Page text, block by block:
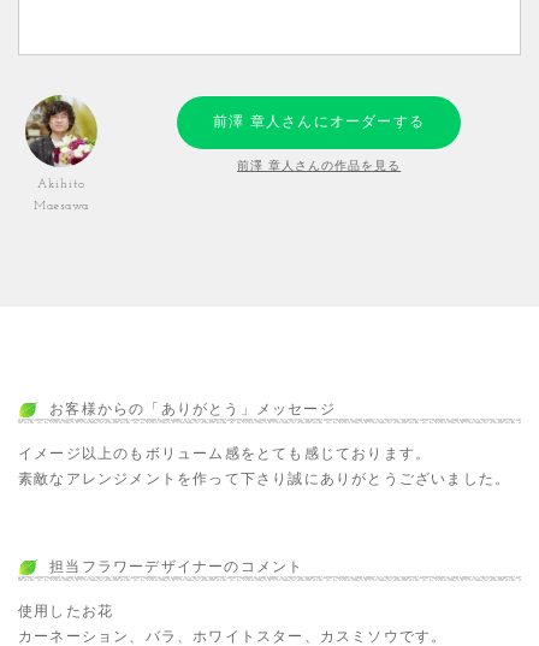
Akihito
Maesawa
前澤 章人さんにオーダーする
前澤 章人さんの作品を見る
お客様からの「ありがとう」メッセージ
イメージ以上のもボリューム感をとても感じております。
素敵なアレンジメントを作って下さり誠にありがとうございました。
担当フラワーデザイナーのコメント
使用したお花
カーネーション、バラ、ホワイトスター、カスミソウです。